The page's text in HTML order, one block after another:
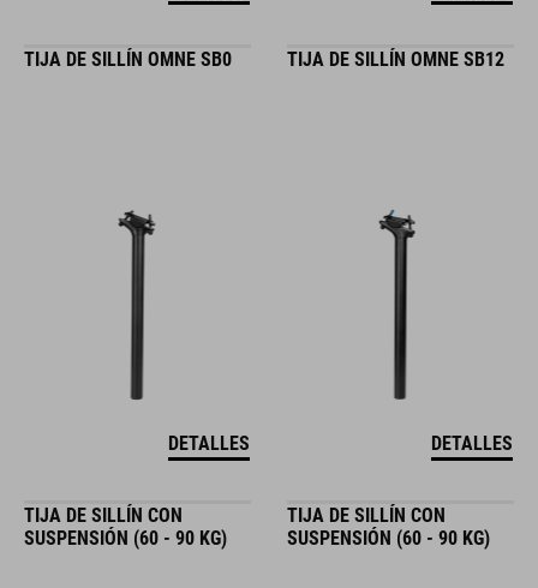
TIJA DE SILLÍN OMNE SB0
DETALLES
TIJA DE SILLÍN OMNE SB12
DETALLES
TIJA DE SILLÍN CON
SUSPENSIÓN (60 - 90 KG)
TIJA DE SILLÍN CON
SUSPENSIÓN (60 - 90 KG)